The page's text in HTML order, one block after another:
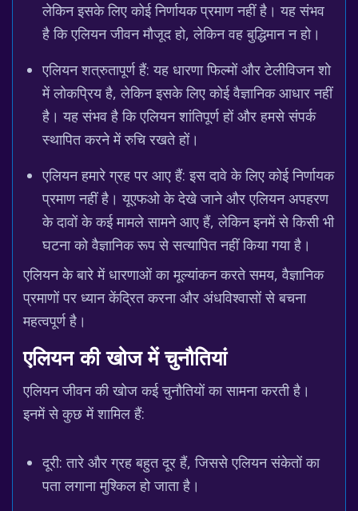
लेकिन इसके लिए कोई निर्णायक प्रमाण नहीं है। यह संभव
है कि एलियन जीवन मौजूद हो, लेकिन वह बुद्धिमान न हो।
एलियन शत्रुतापूर्ण हैं: यह धारणा फिल्मों और टेलीविजन शो
में लोकप्रिय है, लेकिन इसके लिए कोई वैज्ञानिक आधार नहीं
है। यह संभव है कि एलियन शांतिपूर्ण हों और हमसे संपर्क
स्थापित करने में रुचि रखते हों।
एलियन हमारे ग्रह पर आए हैं: इस दावे के लिए कोई निर्णायक
प्रमाण नहीं है। यूएफओ के देखे जाने और एलियन अपहरण
के दावों के कई मामले सामने आए हैं, लेकिन इनमें से किसी भी
घटना को वैज्ञानिक रूप से सत्यापित नहीं किया गया है।
एलियन के बारे में धारणाओं का मूल्यांकन करते समय, वैज्ञानिक
प्रमाणों पर ध्यान केंद्रित करना और अंधविश्वासों से बचना
महत्वपूर्ण है।
एलियन की खोज में चुनौतियां
एलियन जीवन की खोज कई चुनौतियों का सामना करती है।
इनमें से कुछ में शामिल हैं:
दूरी: तारे और ग्रह बहुत दूर हैं, जिससे एलियन संकेतों का
पता लगाना मुश्किल हो जाता है।